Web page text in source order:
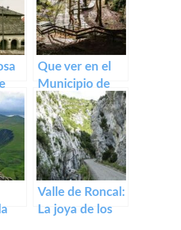
Que ver en el
Municipio de
Zugarramurdi
en Navarra
Valle de Roncal:
La joya de los